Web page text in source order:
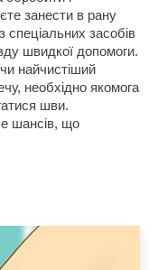
занести в рану
засобів
швидкої допомоги.
найчистіший
необхідно якомога
шви.
шансів, що